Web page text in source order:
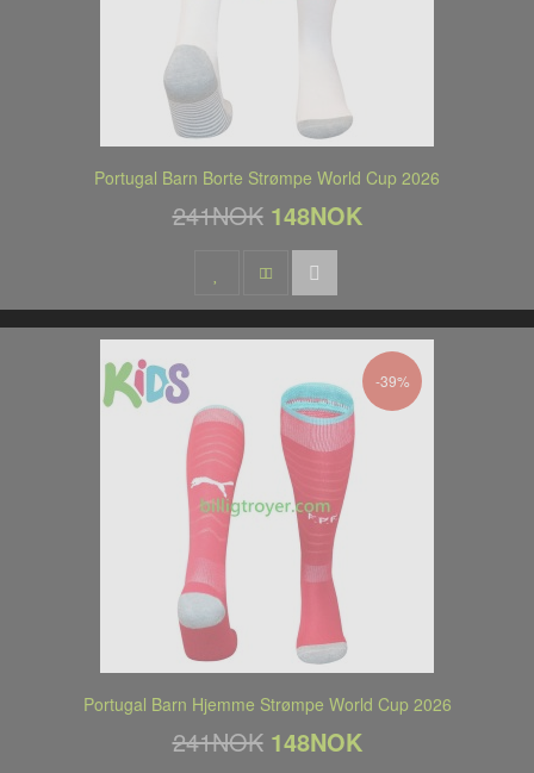
Portugal Barn Borte Strømpe World Cup 2026
241NOK 148NOK
-39%
Portugal Barn Hjemme Strømpe World Cup 2026
241NOK 148NOK